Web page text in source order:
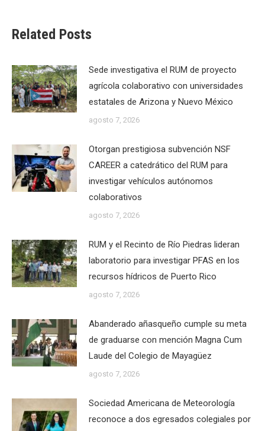
Related Posts
Sede investigativa el RUM de proyecto
agrícola colaborativo con universidades
estatales de Arizona y Nuevo México
agosto 7, 2026
Otorgan prestigiosa subvención NSF
CAREER a catedrático del RUM para
investigar vehículos autónomos
colaborativos
agosto 7, 2026
RUM y el Recinto de Río Piedras lideran
laboratorio para investigar PFAS en los
recursos hídricos de Puerto Rico
agosto 7, 2026
Abanderado añasqueño cumple su meta
de graduarse con mención Magna Cum
Laude del Colegio de Mayagüez
agosto 7, 2026
Sociedad Americana de Meteorología
reconoce a dos egresados colegiales por